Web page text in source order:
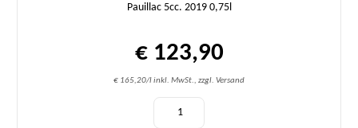
Pauillac 5cc. 2019 0,75l
€ 123,90
€ 165,20/l inkl. MwSt., zzgl. Versand